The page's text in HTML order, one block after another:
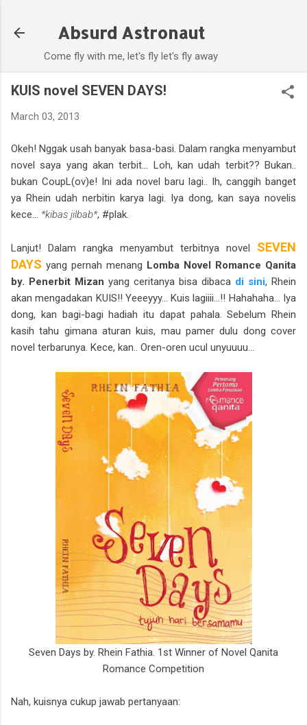
Absurd Astronaut
Come fly with me, let's fly let's fly away
KUIS novel SEVEN DAYS!
March 03, 2013
Okeh! Nggak usah banyak basa-basi. Dalam rangka menyambut
novel saya yang akan terbit... Loh, kan udah terbit?? Bukan..
bukan CoupL(ov)e! Ini ada novel baru lagi.. Ih, canggih banget
ya Rhein udah nerbitin karya lagi. Iya dong, kan saya novelis
kece... *kibas jilbab*, #plak.
Lanjut! Dalam rangka menyambut terbitnya novel SEVEN
DAYS yang pernah menang Lomba Novel Romance Qanita
by. Penerbit Mizan yang ceritanya bisa dibaca di sini, Rhein
akan mengadakan KUIS!! Yeeeyyy... Kuis lagiiii...!! Hahahaha... Iya
dong, kan bagi-bagi hadiah itu dapat pahala. Sebelum Rhein
kasih tahu gimana aturan kuis, mau pamer dulu dong cover
novel terbarunya. Kece, kan.. Oren-oren ucul unyuuuu...
Seven Days by. Rhein Fathia. 1st Winner of Novel Qanita
Romance Competition
Nah, kuisnya cukup jawab pertanyaan: